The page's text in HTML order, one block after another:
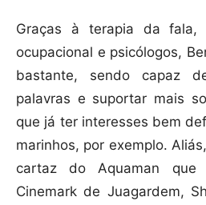
Graças à terapia da fala,
ocupacional e psicólogos,
bastante, sendo capaz
palavras e suportar mais
que já ter interesses bem
marinhos, por exemplo.
cartaz do Aquaman que
Cinemark de Juagardem,